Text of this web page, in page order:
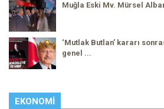
Muğla Eski Mv. Mürsel
‘Mutlak Butlan’ kararı
genel ...
EKONOMI